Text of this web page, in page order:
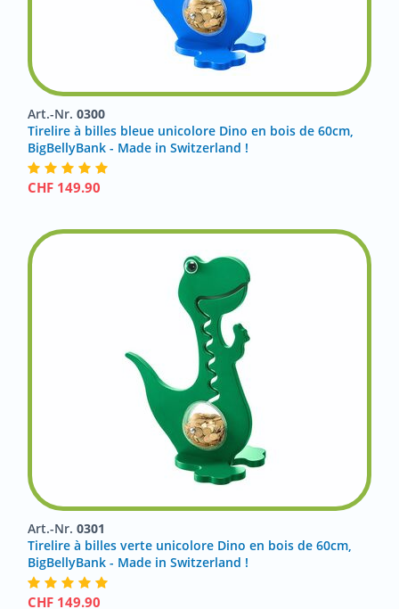
Art.-Nr. 0300
Tirelire à billes bleue unicolore Dino en bois de 60cm,
BigBellyBank - Made in Switzerland !
CHF 149.90
Art.-Nr. 0301
Tirelire à billes verte unicolore Dino en bois de 60cm,
BigBellyBank - Made in Switzerland !
CHF 149.90